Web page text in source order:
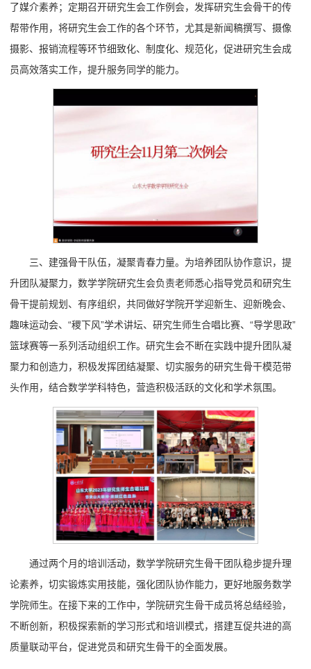
了媒介素养；定期召开研究生会工作例会，发挥研究生会骨干的传
帮带作用，将研究生会工作的各个环节，尤其是新闻稿撰写、摄像
摄影、报销流程等环节细致化、制度化、规范化，促进研究生会成
员高效落实工作，提升服务同学的能力。
三、建强骨干队伍，凝聚青春力量。为培养团队协作意识，提
升团队凝聚力，数学学院研究生会负责老师悉心指导党员和研究生
骨干提前规划、有序组织，共同做好学院开学迎新生、迎新晚会、
趣味运动会、“稷下风”学术讲坛、研究生师生合唱比赛、“导学思政”
篮球赛等一系列活动组织工作。研究生会不断在实践中提升团队凝
聚力和创造力，积极发挥团结凝聚、切实服务的研究生骨干模范带
头作用，结合数学学科特色，营造积极活跃的文化和学术氛围。
通过两个月的培训活动，数学学院研究生骨干团队稳步提升理
论素养，切实锻炼实用技能，强化团队协作能力，更好地服务数学
学院师生。在接下来的工作中，学院研究生骨干成员将总结经验，
不断创新，积极探索新的学习形式和培训模式，搭建互促共进的高
质量联动平台，促进党员和研究生骨干的全面发展。